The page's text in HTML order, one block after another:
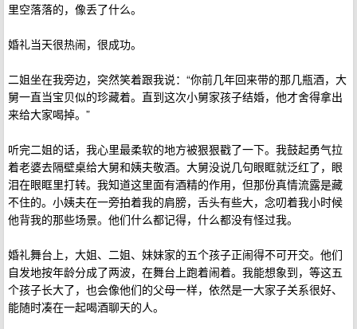
里空落落的，像丢了什么。
婚礼当天很热闹，很成功。
二姐坐在我旁边，突然笑着跟我说：“你前几年回来带的那几瓶酒，大
舅一直当宝贝似的珍藏着。直到这次小舅家孩子结婚，他才舍得拿出
来给大家喝掉。”
听完二姐的话，我心里最柔软的地方被狠狠戳了一下。我鼓起勇气拉
着老婆去隔壁桌给大舅和姨夫敬酒。大舅没说几句眼眶就泛红了，眼
泪在眼眶里打转。我知道这里面有酒精的作用，但那份真情流露是藏
不住的。小姨夫在一旁拍着我的肩膀，舌头有些大，念叨着我小时候
他背我的那些场景。他们什么都记得，什么都没有怪过我。
婚礼舞台上，大姐、二姐、妹妹家的五个孩子正闹得不可开交。他们
自发地按年龄分成了两波，在舞台上跑着闹着。我能想象到，等这五
个孩子长大了，也会像他们的父母一样，依然是一大家子关系很好、
能随时凑在一起喝酒聊天的人。